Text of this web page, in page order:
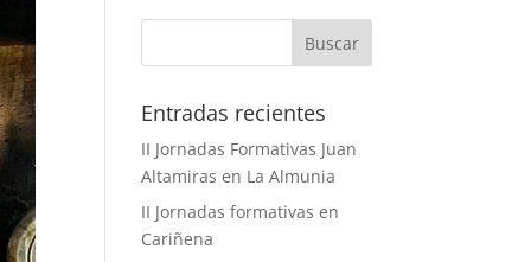
Buscar
Entradas recientes
II Jornadas Formativas Juan
Altamiras en La Almunia
II Jornadas formativas en
Cariñena